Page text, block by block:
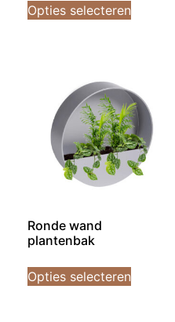
Opties selecteren
Ronde wand
plantenbak
Opties selecteren